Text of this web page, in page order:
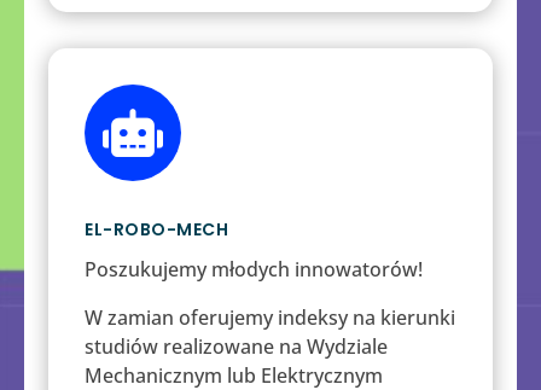

EL-ROBO-MECH
Poszukujemy młodych innowatorów!
W zamian oferujemy indeksy na kierunki
studiów realizowane na Wydziale
Mechanicznym lub Elektrycznym